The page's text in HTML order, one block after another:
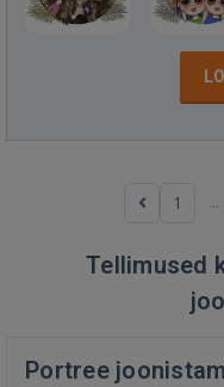
1 ...
Tellimused
Portree